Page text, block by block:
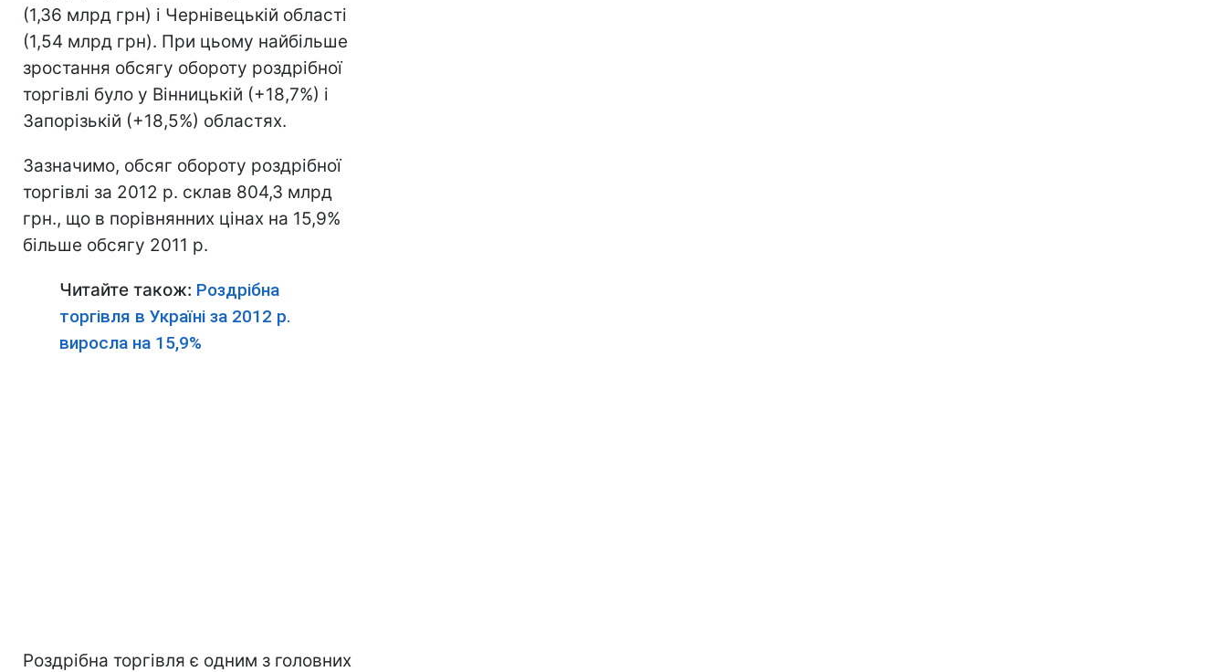
(1,36 млрд грн) і Чернівецькій області
(1,54 млрд грн). При цьому найбільше
зростання обсягу обороту роздрібної
торгівлі було у Вінницькій (+18,7%) і
Запорізькій (+18,5%) областях.
Зазначимо, обсяг обороту роздрібної
торгівлі за 2012 р. склав 804,3 млрд
грн., що в порівнянних цінах на 15,9%
більше обсягу 2011 р.
Читайте також: Роздрібна
торгівля в Україні за 2012 р.
виросла на 15,9%
Роздрібна торгівля є одним з головних